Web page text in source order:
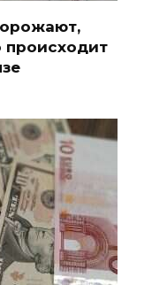
происходит